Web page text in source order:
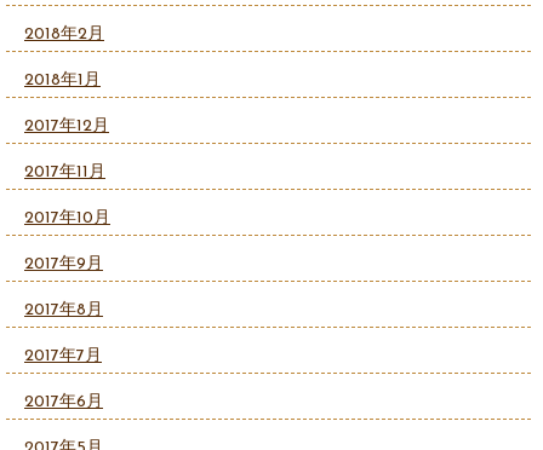
2018年2月
2018年1月
2017年12月
2017年11月
2017年10月
2017年9月
2017年8月
2017年7月
2017年6月